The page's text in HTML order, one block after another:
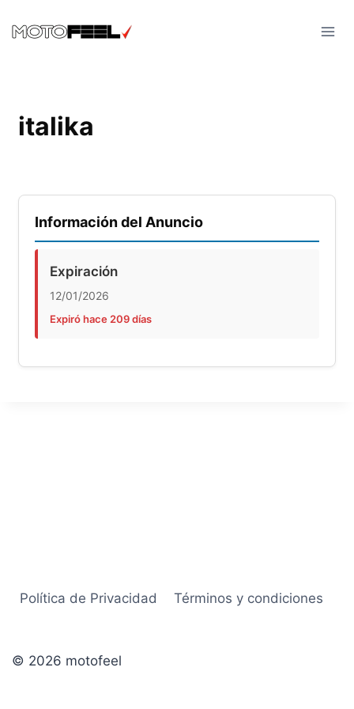
italika
Información del Anuncio
Expiración
12/01/2026
Expiró hace 209 días
Política de Privacidad Términos y condiciones
© 2026 motofeel